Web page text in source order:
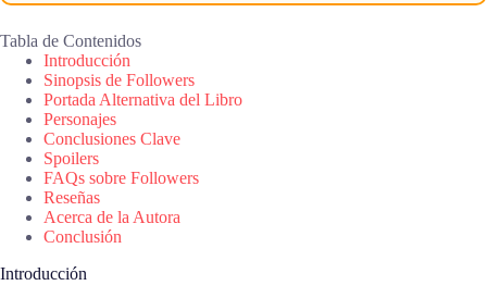
Tabla de Contenidos
Introducción
Sinopsis de Followers
Portada Alternativa del Libro
Personajes
Conclusiones Clave
Spoilers
FAQs sobre Followers
Reseñas
Acerca de la Autora
Conclusión
Introducción